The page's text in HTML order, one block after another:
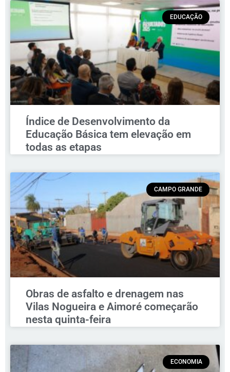
EDUCAÇÃO
Índice de Desenvolvimento da
Educação Básica tem elevação em
todas as etapas
CAMPO GRANDE
Obras de asfalto e drenagem nas
Vilas Nogueira e Aimoré começarão
nesta quinta-feira
ECONOMIA